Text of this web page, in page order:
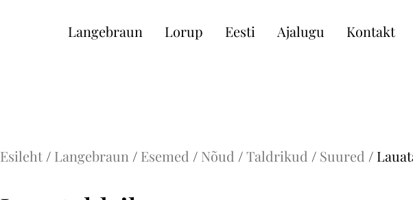
Langebraun Lorup Eesti Ajalugu Kontakt
Esileht / Langebraun / Esemed / Nõud /Taldrikud / Suured /